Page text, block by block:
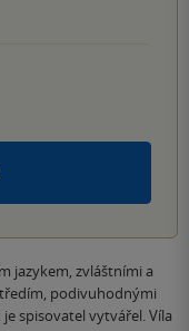
jazykem, zvláštními a
podivuhodnými
spisovatel vytvářel. Víla